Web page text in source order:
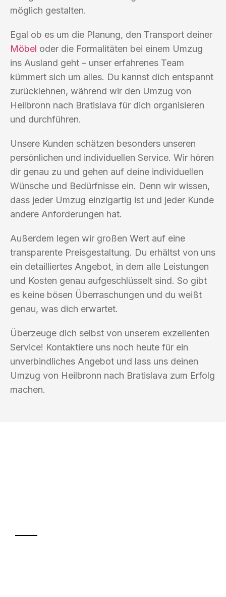
möglich gestalten.
Egal ob es um die Planung, den Transport deiner
Möbel oder die Formalitäten bei einem Umzug
ins Ausland geht – unser erfahrenes Team
kümmert sich um alles. Du kannst dich entspannt
zurücklehnen, während wir den Umzug von
Heilbronn nach Bratislava für dich organisieren
und durchführen.
Unsere Kunden schätzen besonders unseren
persönlichen und individuellen Service. Wir hören
dir genau zu und gehen auf deine individuellen
Wünsche und Bedürfnisse ein. Denn wir wissen,
dass jeder Umzug einzigartig ist und jeder Kunde
andere Anforderungen hat.
Außerdem legen wir großen Wert auf eine
transparente Preisgestaltung. Du erhältst von uns
ein detailliertes Angebot, in dem alle Leistungen
und Kosten genau aufgeschlüsselt sind. So gibt
es keine bösen Überraschungen und du weißt
genau, was dich erwartet.
Überzeuge dich selbst von unserem exzellenten
Service! Kontaktiere uns noch heute für ein
unverbindliches Angebot und lass uns deinen
Umzug von Heilbronn nach Bratislava zum Erfolg
machen.